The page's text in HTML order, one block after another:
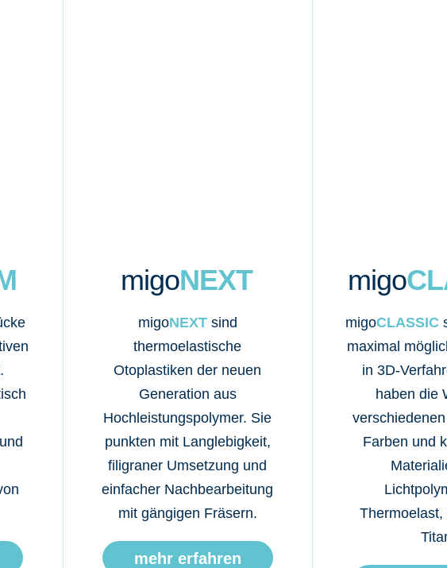
migoNEXT
migoNEXTsind
thermoelastische
Otoplastiken der neuen
Generation aus
Hochleistungspolymer. Sie
punkten mit Langlebigkeit,
filigraner Umsetzung und
einfacher Nachbearbeitung
mit gängigen Fräsern.
mehr erfahren
migo
migoCLASSIC
maximal
in 3D-
haben die
Farben und
Thermoelast,